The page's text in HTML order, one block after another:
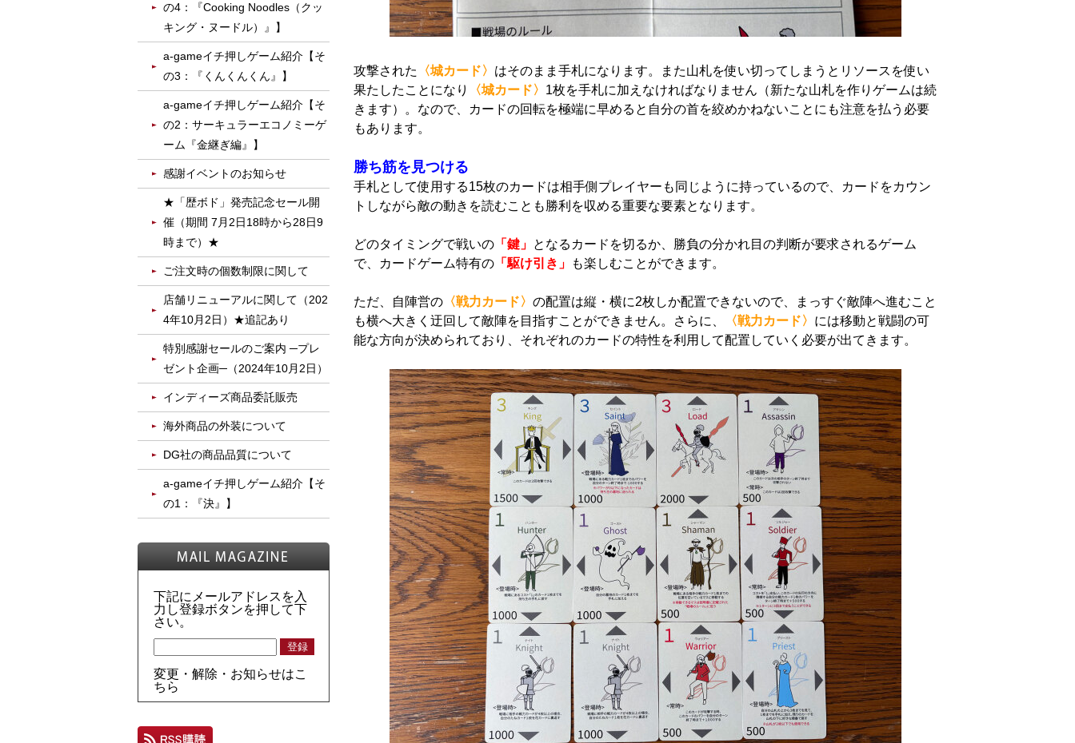
攻撃された 〈城カード〉 はそのまま手札になります。また山札を使い切ってしまうとリソースを使い
果たしたことになり
〈城カード〉 1枚を手札に加えなければなりません（新たな山札を作りゲームは続
きます）。なので、カードの回転を極端に早めると自分の首を絞めかねないことにも注意を払う必要
もあります。
勝ち筋を見つける
手札として使用する15枚のカードは相手側プレイヤーも同じように持っているので、カードをカウン
トしながら敵の動きを読むことも勝利を収める重要な要素となります。
どのタイミングで戦いの 「鍵」 となるカードを切るか、勝負の分かれ目の判断が要求されるゲーム
で、カードゲーム特有の 「駆け引き」 も楽しむことができます。
ただ、自陣営の 〈戦力カード〉 の配置は縦・横に2枚しか配置できないので、まっすぐ敵陣へ進むこと
も横へ大きく迂回して敵陣を目指すことができません。さらに、
〈戦力カード〉 には移動と戦闘の可
能な方向が決められており、それぞれのカードの特性を利用して配置していく必要が出てきます。
の4：『Cooking Noodles（クッ
キング・ヌードル）』】
a-gameイチ押しゲーム紹介【そ
の3：『くんくんくん』】
a-gameイチ押しゲーム紹介【そ
の2：サーキュラーエコノミーゲ
ーム『金継ぎ編』】
感謝イベントのお知らせ
★「歴ボド」発売記念セール開
催（期間 7月2日18時から28日9
時まで）★
ご注文時の個数制限に関して
店舗リニューアルに関して（202
4年10月2日）★追記あり
特別感謝セールのご案内 ─プレ
ゼント企画─（2024年10月2日）
インディーズ商品委託販売
海外商品の外装について
DG社の商品品質について
a-gameイチ押しゲーム紹介【そ
の1：『決』】
下記にメールアドレスを入
力し登録ボタンを押して下
さい。
変更・解除・お知らせはこ
ちら